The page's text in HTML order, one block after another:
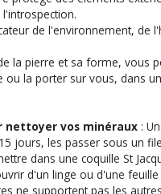
de l'environnement, de
la pierre et sa forme, vous
ou la porter sur vous, dans
nettoyer vos minéraux :
jours, les passer sous un
dans une coquille St
d'un linge ou d'une
ne supportent pas les